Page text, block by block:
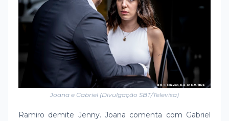
Joana e Gabriel (Divulgação SBT/Televisa)
Ramiro demite Jenny. Joana comenta com Gabriel